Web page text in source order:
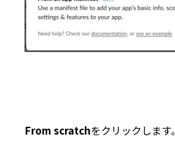
From scratchをクリックします。